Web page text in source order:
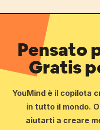
Pensato
Gratis
YouMind è il copilota
in tutto il mondo.
aiutarti a creare